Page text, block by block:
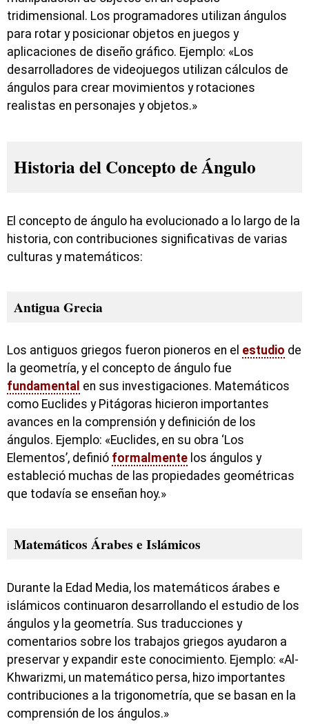
tridimensional. Los programadores utilizan ángulos
para rotar y posicionar objetos en juegos y
aplicaciones de diseño gráfico. Ejemplo: «Los
desarrolladores de videojuegos utilizan cálculos de
ángulos para crear movimientos y rotaciones
realistas en personajes y objetos.»
Historia del Concepto de Ángulo
El concepto de ángulo ha evolucionado a lo largo de la
historia, con contribuciones significativas de varias
culturas y matemáticos:
Antigua Grecia
Los antiguos griegos fueron pioneros en el estudio de
la geometría, y el concepto de ángulo fue
fundamental en sus investigaciones. Matemáticos
como Euclides y Pitágoras hicieron importantes
avances en la comprensión y definición de los
ángulos. Ejemplo: «Euclides, en su obra ‘Los
Elementos’, definió formalmente los ángulos y
estableció muchas de las propiedades geométricas
que todavía se enseñan hoy.»
Matemáticos Árabes e Islámicos
Durante la Edad Media, los matemáticos árabes e
islámicos continuaron desarrollando el estudio de los
ángulos y la geometría. Sus traducciones y
comentarios sobre los trabajos griegos ayudaron a
preservar y expandir este conocimiento. Ejemplo: «Al-
Khwarizmi, un matemático persa, hizo importantes
contribuciones a la trigonometría, que se basan en la
comprensión de los ángulos.»